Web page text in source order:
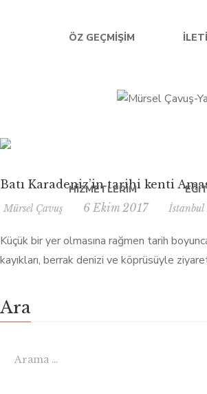
ÖZ GEÇMIŞIM
HIZMETLERIM
Batı Karadeniz’in tarihi kenti
Mürsel Çavuş 6 Ekim 2017
Küçük bir yer olmasına rağmen tarih
kayıkları, berrak denizi ve köprüsüyle
Ara